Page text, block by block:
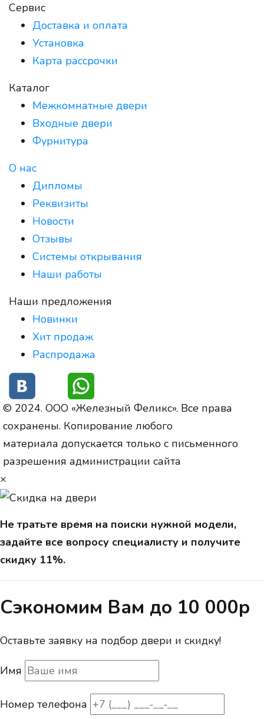
Сервис
Доставка и оплата
Установка
Карта рассрочки
Каталог
Межкомнатные двери
Входные двери
Фурнитура
О нас
Дипломы
Реквизиты
Новости
Отзывы
Системы открывания
Наши работы
Наши предложения
Новинки
Хит продаж
Распродажа
© 2024. ООО «Железный Феликс». Все права
сохранены. Копирование любого
материала допускается только с письменного
разрешения администрации сайта
×
Не тратьте время на поиски нужной модели,
задайте все вопросу специалисту и получите
скидку 11%.
Сэкономим Вам до 10 000р
Оставьте заявку на подбор двери и скидку!
Имя
Номер телефона